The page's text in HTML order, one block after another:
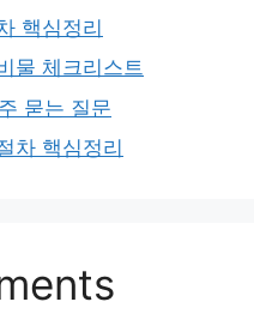
핵심정리
물 체크리스트
묻는 질문
차 핵심정리